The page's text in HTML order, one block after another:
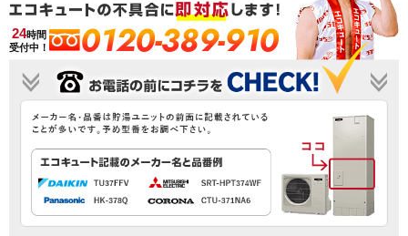
24時間
受付中！
0120-389-910